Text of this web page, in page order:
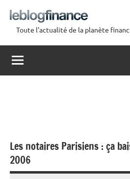
contenu
Le
Blog
Finance
Toute l'actualité de la planète
Les notaires Parisiens : ça
2006